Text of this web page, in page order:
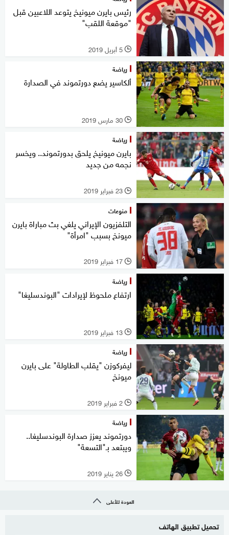
رئيس بايرن ميونيخ يتوعد اللاعبين قبل
"موقعة اللقب"
l 5 أبريل 2019
رياضة
ألكاسير يضع دورتموند في الصدارة
l 30 مارس 2019
رياضة
بايرن ميونيخ يلحق بدورتموند.. ويخسر
نجمه من جديد
l 23 فبراير 2019
منوعات
التلفزيون الإيراني يلغي بث مباراة بايرن
ميونخ بسبب "امرأة"
l 17 فبراير 2019
رياضة
ارتفاع ملحوظ لإيرادات "البوندسليغا"
l 13 فبراير 2019
رياضة
ليفركوزن "يقلب الطاولة" على بايرن
ميونخ
l 2 فبراير 2019
رياضة
دورتموند يعزز صدارة البوندسليغا..
ويبتعد بـ"التسعة"
l 26 يناير 2019
العودة للأعلى
تحميل تطبيق الهاتف